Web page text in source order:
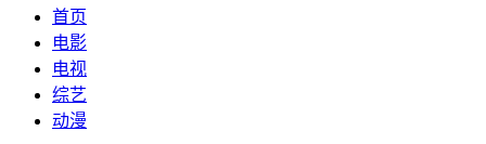
首页
电影
电视
综艺
动漫